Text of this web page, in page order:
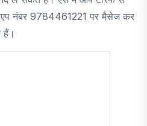
नंबर 9784461221 पर मैसेज कर
हैं।